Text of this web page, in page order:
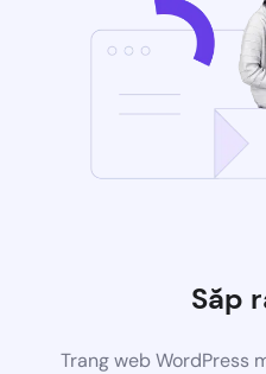
Sắp
Trang web WordPress